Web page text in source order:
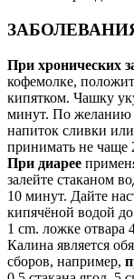
При хронических
кофемолке,
кипятком. Чашку
минут. По желанию
напиток сливки
принимать не чаще
При диарее
залейте стаканом
10 минут. Дайте
кипячёной водой
1 cm. ложке отвара
Калина является
сборов, например,